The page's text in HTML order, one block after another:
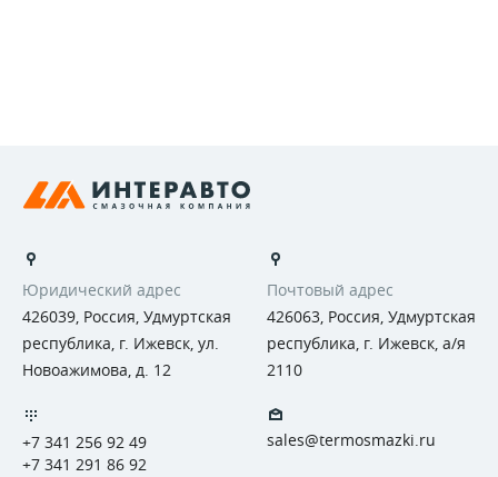
+7 341 256 92 49
+7 341 291 86 92
sales@termosmazki.ru
Юридический адрес
426039, Россия, Удмуртская
республика, г. Ижевск, ул.
Новоажимова, д. 12
Почтовый адрес
426063, Россия, Удмуртская
республика, г. Ижевск, а/я
2110